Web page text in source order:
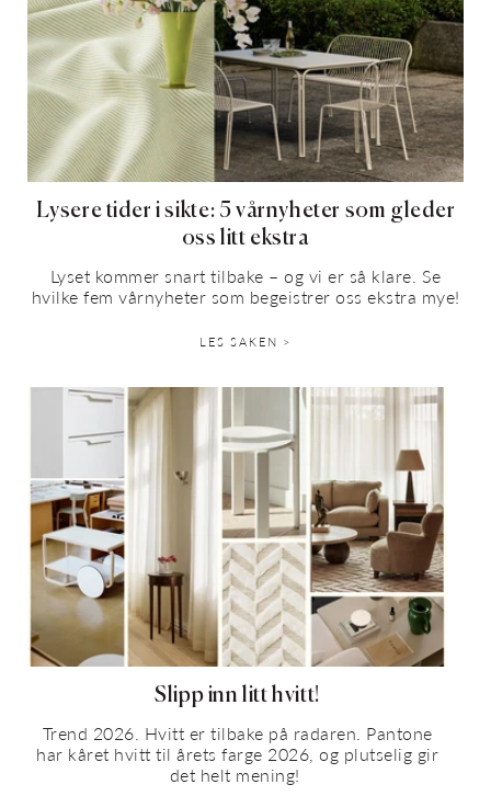
Lysere tider i sikte: 5 vårnyheter som gleder
oss litt ekstra
Lyset kommer snart tilbake – og vi er så klare. Se
hvilke fem vårnyheter som begeistrer oss ekstra mye!
LES SAKEN >
Slipp inn litt hvitt!
Trend 2026. Hvitt er tilbake på radaren. Pantone
har kåret hvitt til årets farge 2026, og plutselig gir
det helt mening!